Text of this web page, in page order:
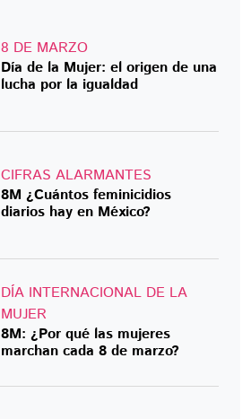
8 DE MARZO
Día de la Mujer: el origen de una
lucha por la igualdad
CIFRAS ALARMANTES
8M ¿Cuántos feminicidios
diarios hay en México?
DÍA INTERNACIONAL DE LA
MUJER
8M: ¿Por qué las mujeres
marchan cada 8 de marzo?